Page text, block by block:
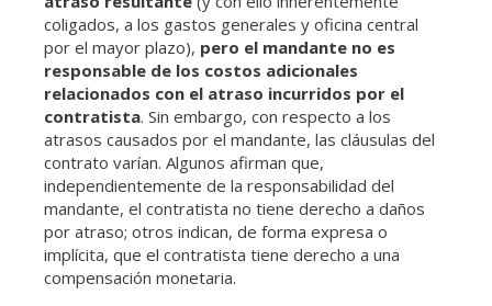
coligados, a los gastos generales y oficina central
por el mayor plazo), pero el mandante no es
responsable de los costos adicionales
relacionados con el atraso incurridos por el
contratista. Sin embargo, con respecto a los
atrasos causados por el mandante, las cláusulas del
contrato varían. Algunos afirman que,
independientemente de la responsabilidad del
mandante, el contratista no tiene derecho a daños
por atraso; otros indican, de forma expresa o
implícita, que el contratista tiene derecho a una
compensación monetaria.